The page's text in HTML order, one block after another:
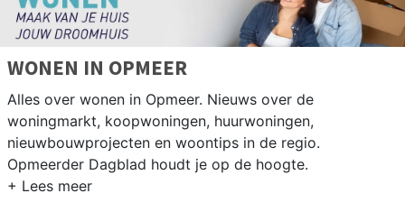
WONEN IN OPMEER
Alles over wonen in Opmeer. Nieuws over de
woningmarkt, koopwoningen, huurwoningen,
nieuwbouwprojecten en woontips in de regio.
Opmeerder Dagblad houdt je op de hoogte.